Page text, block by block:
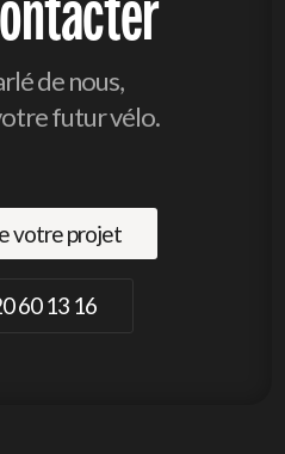
de nous,
futur vélo.
votre projet
60 13 16